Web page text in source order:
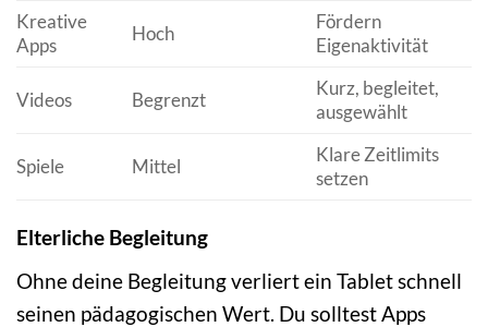
Kreative
Apps
Hoch
Fördern
Eigenaktivität
Videos Begrenzt
Kurz, begleitet,
ausgewählt
Spiele Mittel
Klare Zeitlimits
setzen
Elterliche Begleitung
Ohne deine Begleitung verliert ein Tablet schnell
seinen pädagogischen Wert. Du solltest Apps